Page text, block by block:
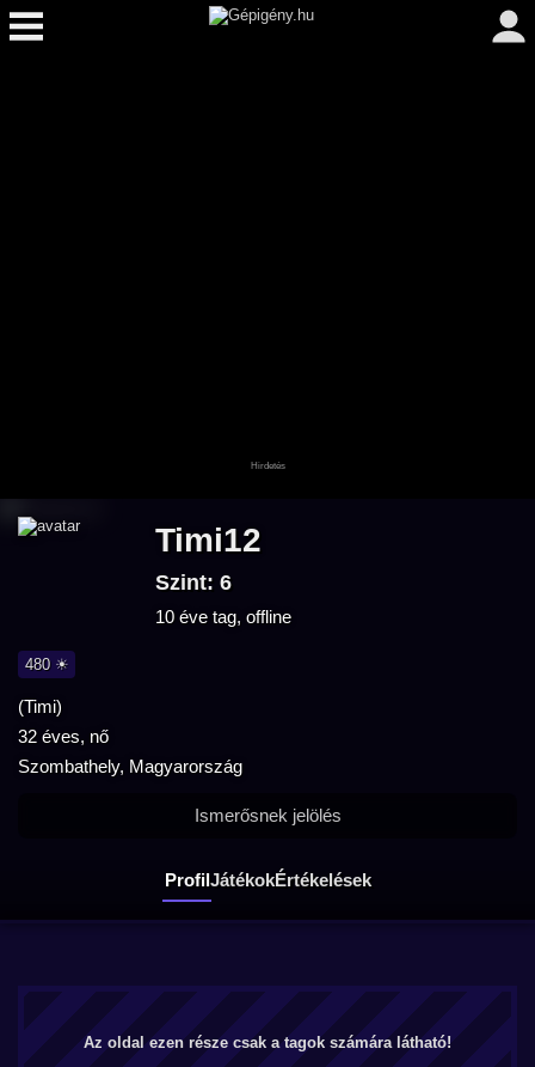
Timi12
Szint: 6
10 éve tag, offline
480 ☀
(Timi)
32 éves, nő
Szombathely, Magyarország
ProfilJátékokÉrtékelések
Ismerősnek jelölés
Az oldal ezen része csak a tagok számára látható!